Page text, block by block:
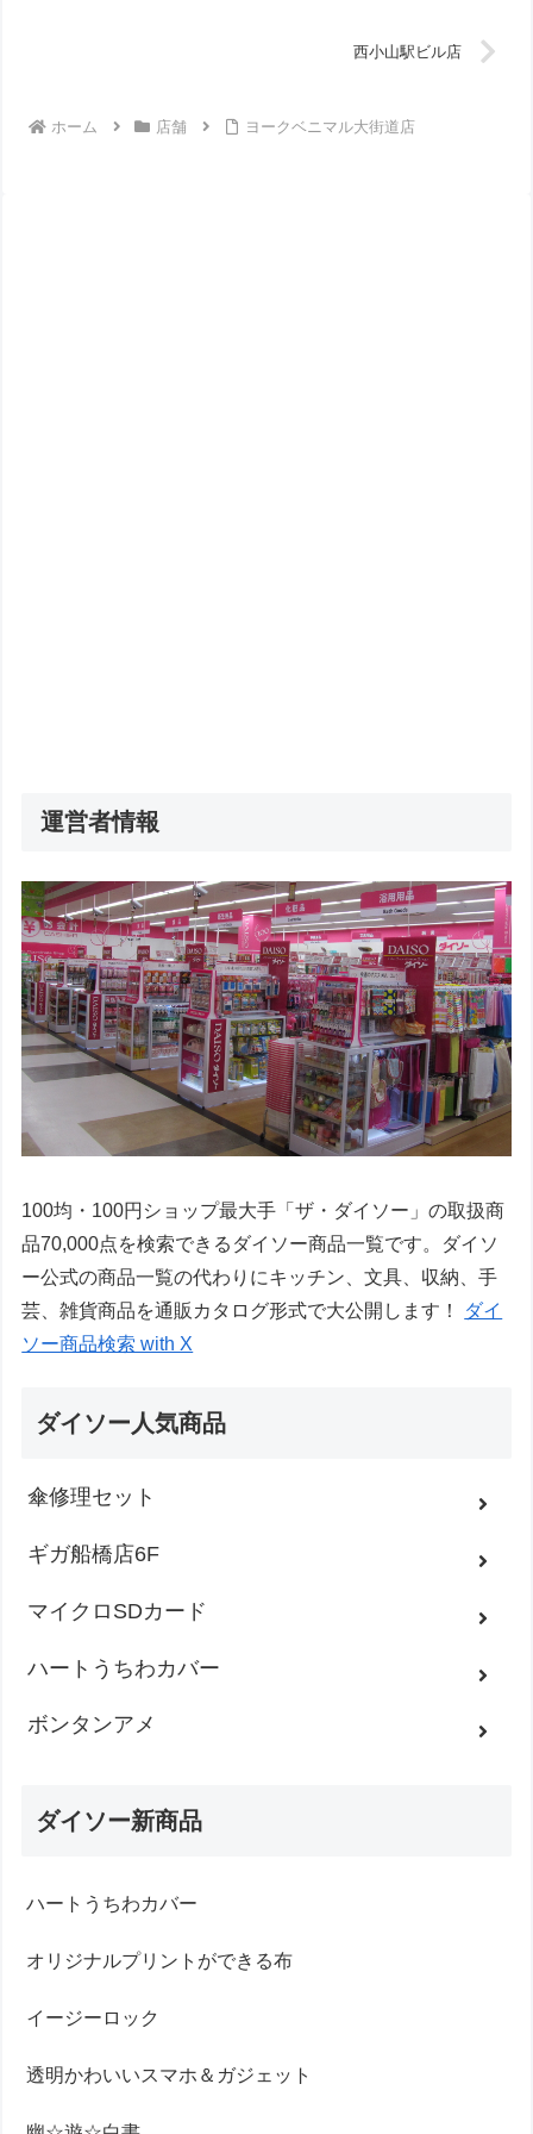
西小山駅ビル店
ホーム 店舗 ヨークベニマル大街道店
運営者情報
100均・100円ショップ最大手「ザ・ダイソー」の取扱商
品70,000点を検索できるダイソー商品一覧です。ダイソ
ー公式の商品一覧の代わりにキッチン、文具、収納、手
芸、雑貨商品を通販カタログ形式で大公開します！
ダイ
ソー商品検索 with X
ダイソー人気商品
傘修理セット
ギガ船橋店6F
マイクロSDカード
ハートうちわカバー
ボンタンアメ
ダイソー新商品
ハートうちわカバー
オリジナルプリントができる布
イージーロック
透明かわいいスマホ＆ガジェット